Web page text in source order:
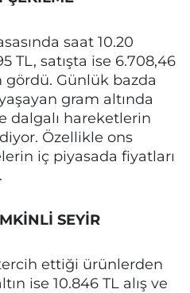
saat 10.20
TL, satışta ise 6.708,46
gördü. Günlük bazda
gram altında
dalgalı hareketlerin
Özellikle ons
iç piyasada fiyatları
SEYİR
tercih ettiği ürünlerden
ise 10.846 TL alış ve